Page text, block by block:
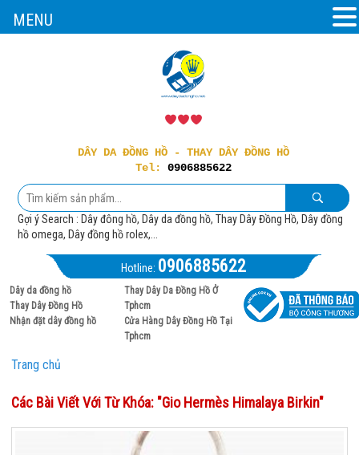
DÂY DA ĐỒNG HỒ - THAY DÂY ĐỒNG HỒ
Tel: 0906885622
Gợi ý Search : Dây đông hồ, Dây da đồng hồ, Thay Dây Đồng Hồ, Dây đồng
hồ omega, Dây đồng hồ rolex,...
Hotline: 0906885622
Dây da đồng hồ
Thay Dây Đồng Hồ
Nhận đặt dây đồng hồ
Thay Dây Da Đồng Hồ Ở
Tphcm
Cửa Hàng Dây Đồng Hồ Tại
Tphcm
Trang chủ
Các Bài Viết Với Từ Khóa: "gio Hermès Himalaya Birkin"
MENU